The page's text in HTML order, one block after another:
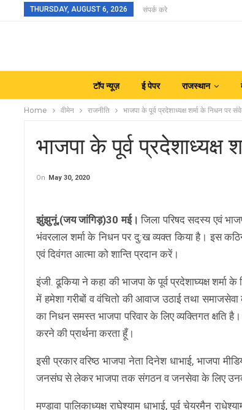
THURSDAY, AUGUST 6, 2026 संपर्क करे
टॉप न्यूज़ ई पेपर राजस्थान
Home वीमेन राजनीति भाजपा के पूर्व प्रदेशाध्यक्ष शर्मा के निधन पर
भाजपा के पूर्व प्रदेशाध्यक्ष
On May 30, 2020
झुंझुनूं,(जय जांगिड़)30 मई। जिला परिषद सदस्य एवं
भंवरलाल शर्मा के निधन पर दु:ख व्यक्त किया है। इस
एवं दिवंगत आत्मा को शान्ति प्रदान करें।
इंजी. ढूकिया ने कहा की भाजपा के पूर्व प्रदेशाघ्यक्ष
में हमेशा गरीबों व वंचितो की आवाज उठाई तथा
का निधन समस्त भाजपा परिवार के लिए व्यक्तिगत
करने की प्रार्थना करता हूँ।
इसी प्रकार वरिष्ठ भाजपा नेता दिनेश धाभाई, भाजपा
जनसंघ से लेकर भाजपा तक संगठन व जनसेवा के लिए उनका
मण्डावा पालिकाध्यक्ष राघेश्याम धाभाई, पूर्व चेयरमैन